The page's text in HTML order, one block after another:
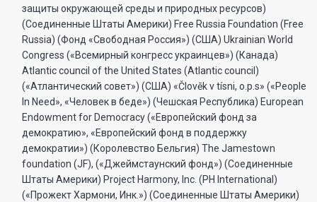
защиты окружающей среды и природных ресурсов)
(Соединенные Штаты Америки) Free Russia Foundation (Free
Russia) (Фонд «Свободная Россия») (США) Ukrainian World
Congress («Всемирный конгресс украинцев») (Канада)
Atlantic council of the United States (Atlantic council)
(«Атлантический совет») (США) «Člověk v tísni, o.p.s» («People
In Need», «Человек в беде») (Чешская Республика) European
Endowment for Democracy («Европейский фонд за
демократию», «Европейский фонд в поддержку
демократии») (Королевство Бельгия) The Jamestown
foundation (JF), («Джеймстаунский фонд») (Соединенные
Штаты Америки) Project Harmony, Inc. (PH International)
(«Прожект Хармони, Инк.») (Соединенные Штаты Америки)